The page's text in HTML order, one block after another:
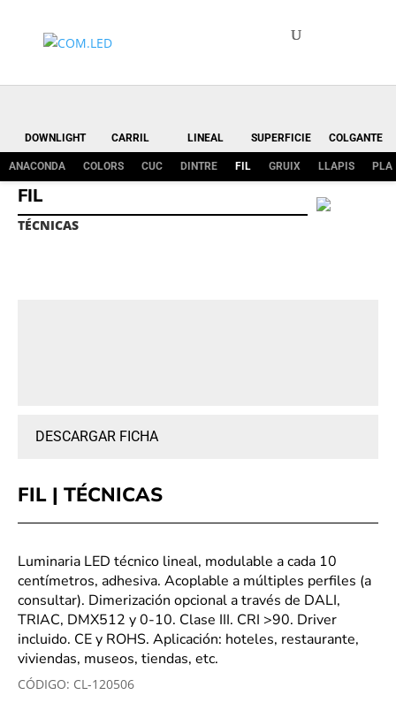
DOWNLIGHT CARRIL LINEAL SUPERFICIE COLGANTE
ANACONDA COLORS CUC DINTRE FIL GRUIX LLAPIS PLA
FIL
TÉCNICAS
DESCARGAR FICHA
FIL | TÉCNICAS
Luminaria LED técnico lineal, modulable a cada 10
centímetros, adhesiva. Acoplable a múltiples perfiles (a
consultar). Dimerización opcional a través de DALI,
TRIAC, DMX512 y 0-10. Clase III. CRI >90. Driver
incluido. CE y ROHS. Aplicación: hoteles, restaurante,
viviendas, museos, tiendas, etc.
CÓDIGO: CL-120506